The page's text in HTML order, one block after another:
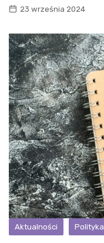
23 września 2024
Aktualności Polityka